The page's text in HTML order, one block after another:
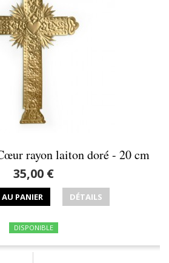
rayon laiton doré - 20 cm
35,00 €
PANIER DÉTAILS
DISPONIBLE